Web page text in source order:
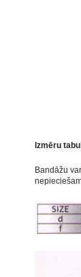
Izmēru
Bandāžu